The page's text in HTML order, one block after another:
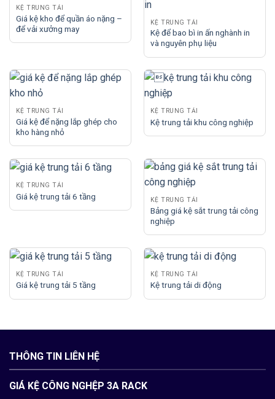
KỆ TRUNG TẢI
Giá kệ kho để quần áo nặng –
để vải xưởng may
KỆ TRUNG TẢI
Kệ để bao bì in ấn nghành in
và nguyên phụ liệu
KỆ TRUNG TẢI
Giá kệ để nặng lắp ghép cho
kho hàng nhỏ
KỆ TRUNG TẢI
Kệ trung tải khu công nghiệp
KỆ TRUNG TẢI
Giá kệ trung tải 6 tầng KỆ TRUNG TẢI
Bảng giá kệ sắt trung tải công
nghiệp
KỆ TRUNG TẢI
Giá kệ trung tải 5 tầng
KỆ TRUNG TẢI
Kệ trung tải di động
THÔNG TIN LIÊN HỆ
GIÁ KỆ CÔNG NGHỆP 3A RACK